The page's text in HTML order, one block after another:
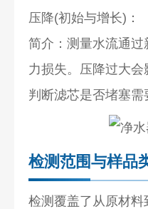
压降(初始与增长)：
简介：测量水流通
力损失。压降过大
判断滤芯是否堵塞需
检测范围与样品
检测覆盖了从原材